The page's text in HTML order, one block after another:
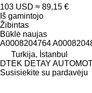
103 USD ≈ 89,15 €
Iš gamintojo
Žibintas
Būklė naujas
A0008204764
Turkija, İstanbul
DTEK DETAY
Susisiekite su pardavėju